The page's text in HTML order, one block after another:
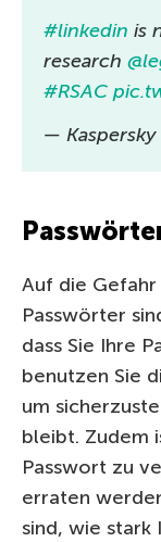
#linkedin is
research
#RSAC
— Kaspersky
Auf die Gefahr
Passwörter
dass Sie Ihre
benutzen Sie
um
bleibt. Zudem
Passwort zu
erraten
sind, wie stark